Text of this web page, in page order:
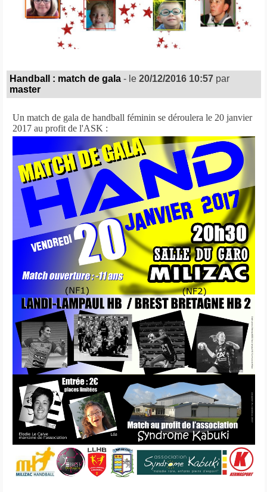
Handball : match de gala - le 20/12/2016 10:57par
master
Un match de gala de handball féminin se déroulera le 20 janvier
2017 au profit de l'ASK :